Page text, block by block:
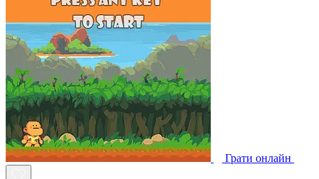
Грати онлайн